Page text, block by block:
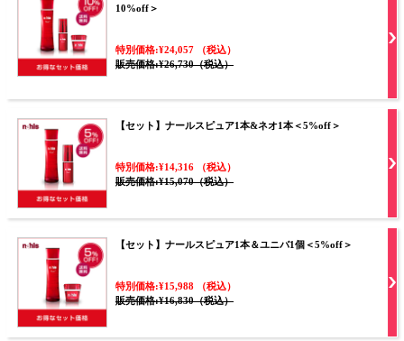
10%off＞
特別価格:¥24,057 （税込）
販売価格:¥26,730（税込）
【セット】ナールスピュア1本&ネオ1本＜5%off＞
特別価格:¥14,316 （税込）
販売価格:¥15,070（税込）
【セット】ナールスピュア1本＆ユニバ1個＜5%off＞
特別価格:¥15,988 （税込）
販売価格:¥16,830（税込）